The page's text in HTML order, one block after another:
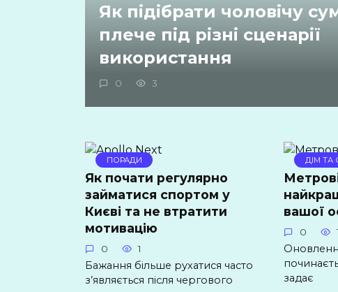
Як підібрати чоловічу
плече під різні сценарії
використання
0 3
ПОРАДИ
Як почати регулярно
займатися спортом у
Києві та не втратити
мотивацію
0 1
Бажання більше рухатися часто
з’являється після чергового
ДІМ ТА
вашої
0 1
задає